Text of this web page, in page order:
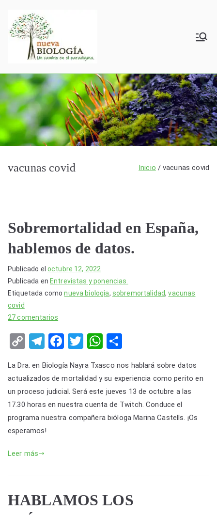
contenido
Biología
vacunas covid Inicio vacunas covid
Sobremortalidad en España,
hablemos de datos.
Publicado el octubre 12, 2022
Publicada en Entrevistas y ponencias.
Etiquetada comonueva biologia, sobremortalidad,vacunas
covid
27 comentarios
en
hablemos
de
datos.
C
p
y
Li
n
k
T
e
gr
a
m
F
c
e
b
o
T
tt
er
W
at
s
A
p
ar
e
La Dra. en Biología Nayra Txasco nos hablará sobre datos
actualizados de mortalidad y su experiencia como perito en
un proceso judicial. Será este jueves 13 de octubre a las
17.30 horas en nuestra cuenta de Twitch. Conduce el
programa nuestra compañera bióloga Marina Castells. ¡Os
esperamos!
Leer más
HABLAMOS LOS